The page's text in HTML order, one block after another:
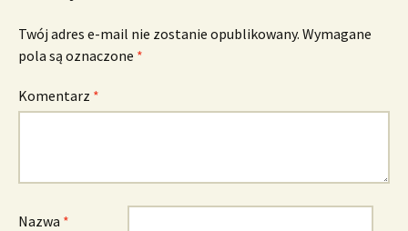
Twój adres e-mail nie zostanie opublikowany. Wymagane
pola są oznaczone *
Komentarz *
Nazwa *